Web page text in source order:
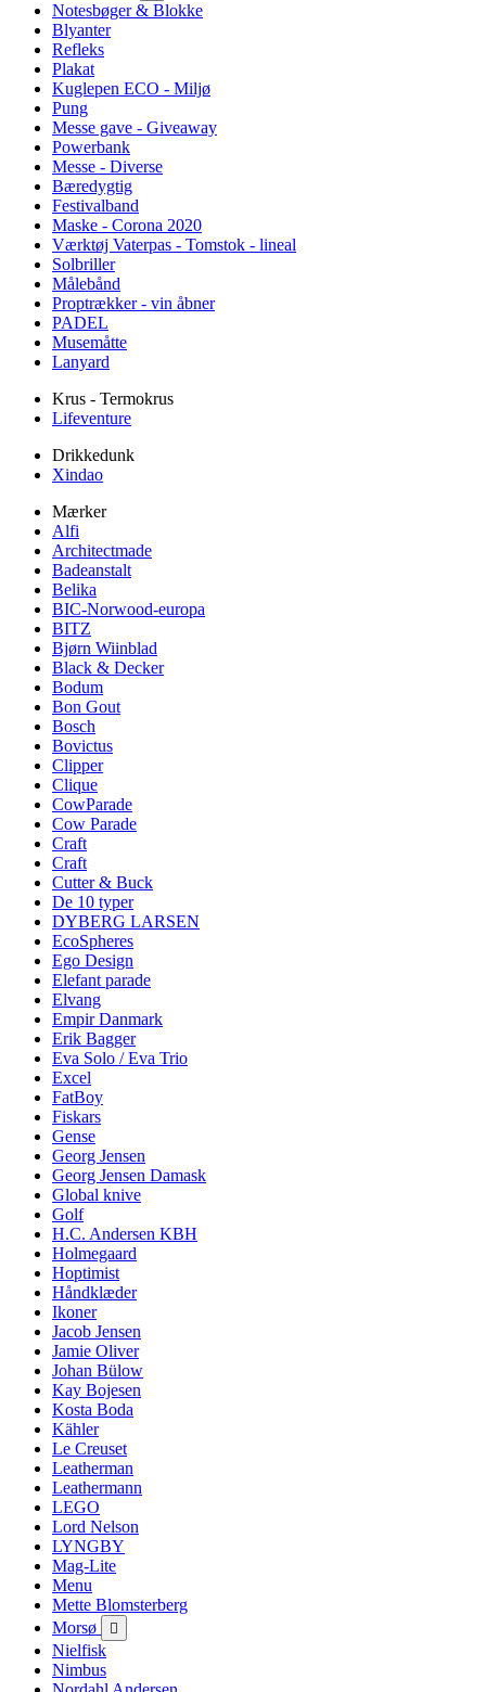
Notesbøger & Blokke
Blyanter
Refleks
Plakat
Kuglepen ECO - Miljø
Pung
Messe gave - Giveaway
Powerbank
Messe - Diverse
Bæredygtig
Festivalband
Maske - Corona 2020
Værktøj Vaterpas - Tomstok - lineal
Solbriller
Målebånd
Proptrækker - vin åbner
PADEL
Musemåtte
Lanyard
Krus - Termokrus
Lifeventure
Drikkedunk
Xindao
Mærker
Alfi
Architectmade
Badeanstalt
Belika
BIC-Norwood-europa
BITZ
Bjørn Wiinblad
Black & Decker
Bodum
Bon Gout
Bosch
Bovictus
Clipper
Clique
CowParade
Cow Parade
Craft
Craft
Cutter & Buck
De 10 typer
DYBERG LARSEN
EcoSpheres
Ego Design
Elefant parade
Elvang
Empir Danmark
Erik Bagger
Eva Solo / Eva Trio
Excel
FatBoy
Fiskars
Gense
Georg Jensen
Georg Jensen Damask
Global knive
Golf
H.C. Andersen KBH
Holmegaard
Hoptimist
Håndklæder
Ikoner
Jacob Jensen
Jamie Oliver
Johan Bülow
Kay Bojesen
Kosta Boda
Kähler
Le Creuset
Leatherman
Leathermann
LEGO
Lord Nelson
LYNGBY
Mag-Lite
Menu
Mette Blomsterberg
Morsø

Nielfisk
Nimbus